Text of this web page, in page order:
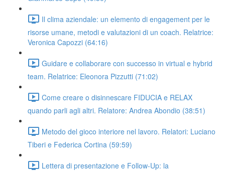
Il clima aziendale: un elemento di engagement per le
risorse umane, metodi e valutazioni di un coach. Relatrice:
Veronica Capozzi (64:16)
Guidare e collaborare con successo in virtual e hybrid
team. Relatrice: Eleonora Pizzutti (71:02)
Come creare o disinnescare FIDUCIA e RELAX
quando parli agli altri. Relatore: Andrea Abondio (38:51)
Metodo del gioco interiore nel lavoro. Relatori: Luciano
Tiberi e Federica Cortina (59:59)
Lettera di presentazione e Follow-Up: la